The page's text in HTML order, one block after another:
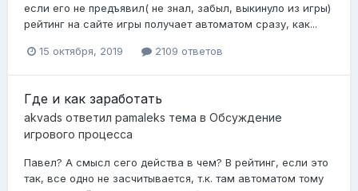
если его не предъявил( не знал, забыл, выкинуло из игры)
рейтинг на сайте игры получает автоматом сразу, как...
15 октября, 2019 2109 ответов
Где и как заработать
akvads ответил pamaleks тема в Обсуждение
игрового процесса
Павел? А смысл сего действа в чем? В рейтинг, если это
так, все одно не засчитывается, т.к. там автоматом тому